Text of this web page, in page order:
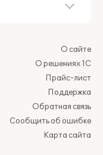
О сайте
О решениях 1С
Прайс-лист
Поддержка
Обратная связь
Сообщить об ошибке
Карта сайта